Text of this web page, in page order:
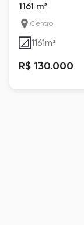
1161 m²
Centro
1161m²
R$ 130.000